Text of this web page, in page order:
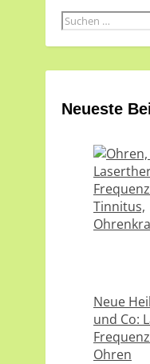
Neueste
Neue
und Co:
Ohren